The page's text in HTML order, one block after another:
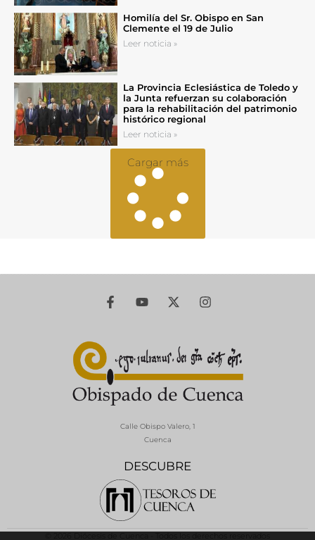
Homilía del Sr. Obispo en San
Clemente el 19 de Julio
Leer noticia »
La Provincia Eclesiástica de Toledo y
la Junta refuerzan su colaboración
para la rehabilitación del patrimonio
histórico regional
Leer noticia »
Cargar más
DESCUBRE
Calle Obispo Valero, 1
Cuenca